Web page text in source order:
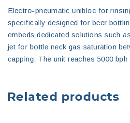
Electro-pneumatic unibloc for
specifically designed for beer
embeds dedicated solutions such
jet for bottle neck gas saturation
capping. The unit reaches 5000
Related products